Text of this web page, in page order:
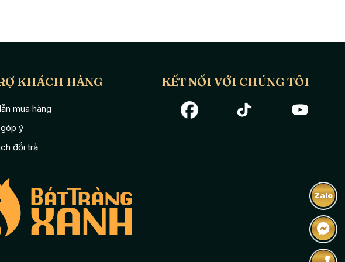
Zalo
KHÁCH HÀNG
mua hàng
ý
đổi trả
KẾT NỐI VỚI CHÚNG TÔI